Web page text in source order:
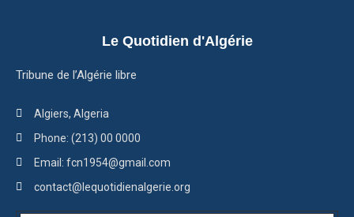
Le Quotidien d'Algérie
Tribune de l’Algérie libre
Algiers, Algeria
Phone: (213) 00 0000
Email: fcn1954@gmail.com
contact@lequotidienalgerie.org